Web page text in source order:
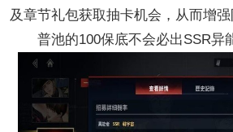
及章节礼包获取抽卡机会，从而增强
普池的100保底不会必出SSR异